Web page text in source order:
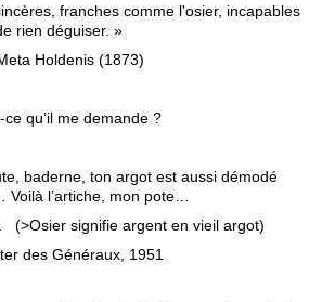
franches comme l'osier, incapables
rien déguiser. »
Holdenis (1873)
qu’il me demande ?
baderne, ton argot est aussi démodé
l’artiche, mon pote…
(>Osier signifie argent en vieil argot)
des Généraux, 1951